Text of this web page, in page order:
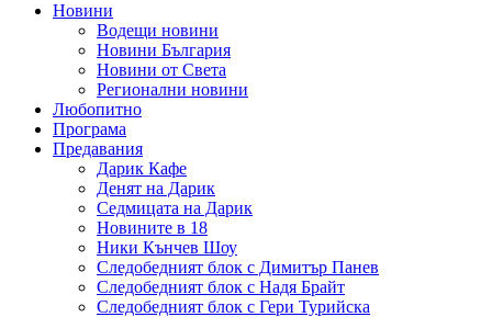
Новини
Водещи новини
Новини България
Новини от Света
Регионални новини
Любопитно
Програма
Предавания
Дарик Кафе
Денят на Дарик
Седмицата на Дарик
Новините в 18
Ники Кънчев Шоу
Следобедният блок с Димитър Панев
Следобедният блок с Надя Брайт
Следобедният блок с Гери Турийска